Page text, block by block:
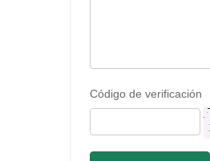
Código de verificación